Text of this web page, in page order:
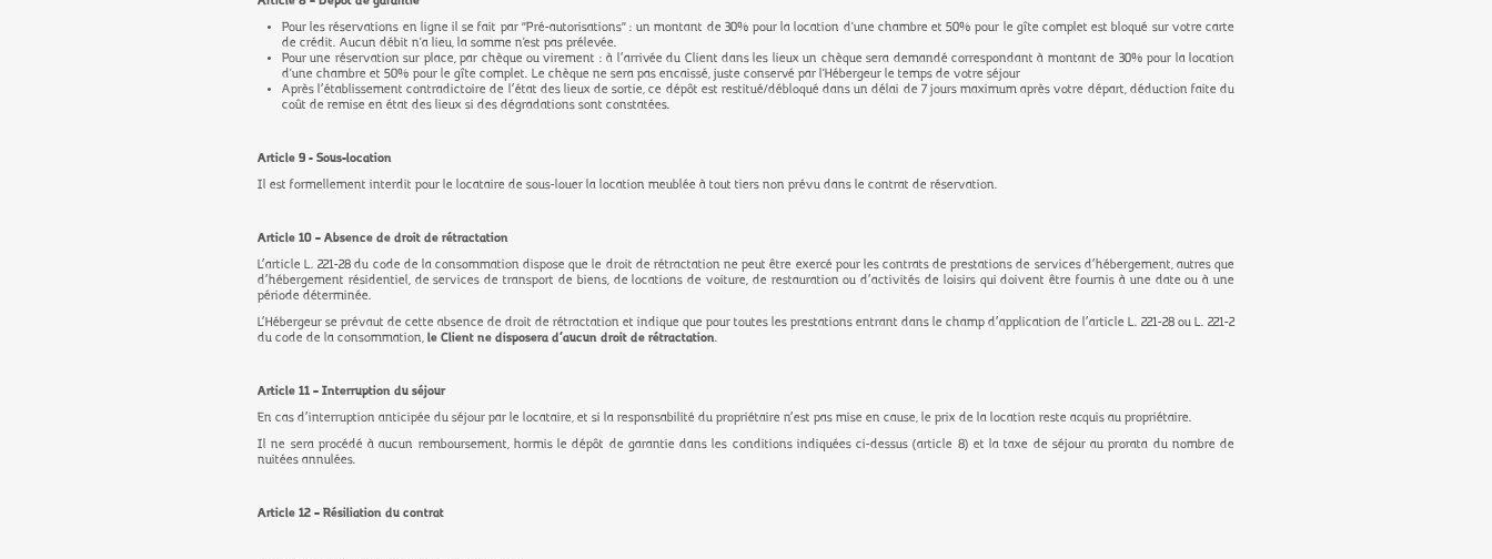
Pour les réservations en ligne il se fait par "Pré-autorisations" : un montant de 30% pour la location d'une chambre et 50% pour le gîte complet est bloqué sur votre carte
de crédit. Aucun débit n'a lieu, la somme n'est pas prélevée.
Pour une réservation sur place, par chèque ou virement : à l’arrivée du Client dans les lieux un chèque sera demandé correspondant à montant de 30% pour la location
d'une chambre et 50% pour le gîte complet. Le chèque ne sera pas encaissé, juste conservé par l'Hébergeur le temps de votre séjour
Après l’établissement contradictoire de l’état des lieux de sortie, ce dépôt est restitué/débloqué dans un délai de 7 jours maximum après votre départ, déduction faite du
coût de remise en état des lieux si des dégradations sont constatées.
Article 9 - Sous-location
Il est formellement interdit pour le locataire de sous-louer la location meublée à tout tiers non prévu dans le contrat de réservation.
Article 10 – Absence de droit de rétractation
L’article L. 221-28 du code de la consommation dispose que le droit de rétractation ne peut être exercé pour les contrats de prestations de services d’hébergement, autres que
d’hébergement résidentiel, de services de transport de biens, de locations de voiture, de restauration ou d’activités de loisirs qui doivent être fournis à une date ou à une
période déterminée.
L’Hébergeur se prévaut de cette absence de droit de rétractation et indique que pour toutes les prestations entrant dans le champ d’application de l’article L. 221-28 ou L. 221-2
du code de la consommation,
le Client ne disposera d’aucun droit de rétractation
Article 11 – Interruption du séjour
En cas d’interruption anticipée du séjour par le locataire, et si la responsabilité du propriétaire n’est pas mise en cause, le prix de la location reste acquis au propriétaire.
Il ne sera procédé à aucun remboursement, hormis le dépôt de garantie dans les conditions indiquées ci-dessus (article 8) et la taxe de séjour au prorata du nombre de
nuitées annulées.
Article 12 – Résiliation du contrat